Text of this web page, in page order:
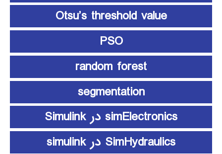
Otsu’s threshold value
PSO
random forest
segmentation
simElectronics در Simulink
SimHydraulics در simulink